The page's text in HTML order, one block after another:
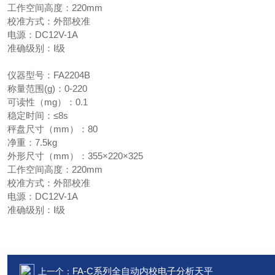
工作空间高度：220mm
校准方式：外部校准
电源：DC12V-1A
准确级别：Ⅰ级
仪器型号：FA2204B
称量范围(g)：0-220
可读性（mg）：0.1
稳定时间：≤8s
秤盘尺寸（mm）：80
净重：7.5kg
外形尺寸（mm）：355×220×325
工作空间高度：220mm
校准方式：外部校准
电源：DC12V-1A
准确级别：Ⅰ级
上一个： FA-C系列全自动内校电子分析天平